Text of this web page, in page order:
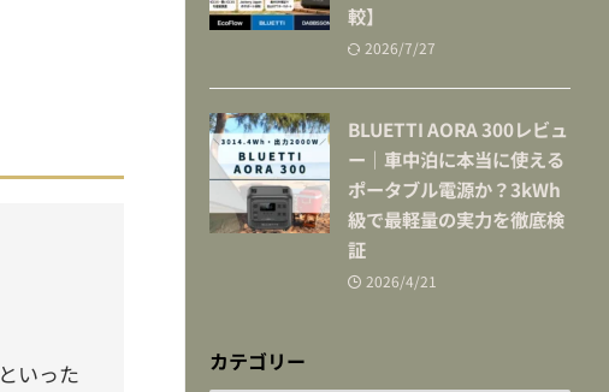
といった
較】
2026/7/27
BLUETTI AORA 300レビュ
ー｜車中泊に本当に使える
ポータブル電源か？3kWh
級で最軽量の実力を徹底検
証
2026/4/21
カテゴリー